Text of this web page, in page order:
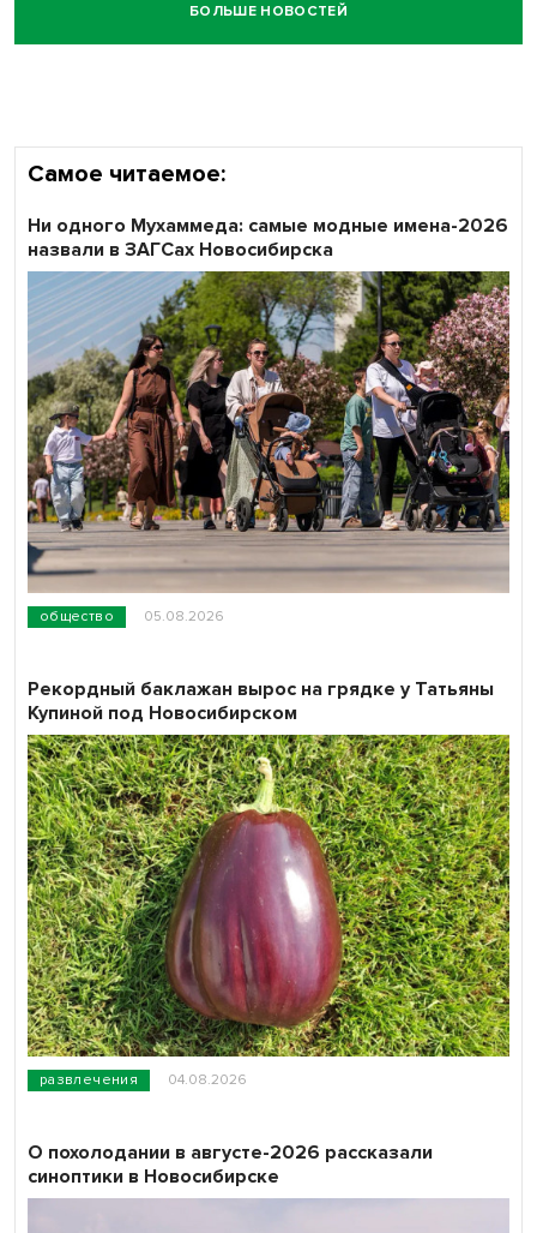
Честный выбор: видеонаблюдение обеспечит
объективность результатов ЕДГ в Новосибирской
БОЛЬШЕ НОВОСТЕЙ
Самое читаемое:
общество 05.08.2026
Ни одного Мухаммеда: самые модные имена-2026
назвали в ЗАГСах Новосибирска
развлечения 04.08.2026
Рекордный баклажан вырос на грядке у Татьяны
Купиной под Новосибирском
О похолодании в августе-2026 рассказали
синоптики в Новосибирске